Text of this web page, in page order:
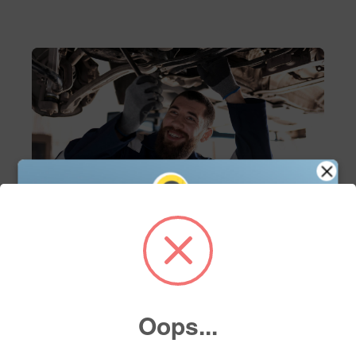
Servicio de mantenimiento
expertos. Fácil, rápido y a tu conveniencia.
Oops...